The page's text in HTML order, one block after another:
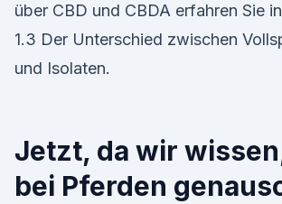
über CBD und CBDA erfahren Sie
1.3 Der Unterschied zwischen
und Isolaten.
Jetzt, da wir
bei Pferden